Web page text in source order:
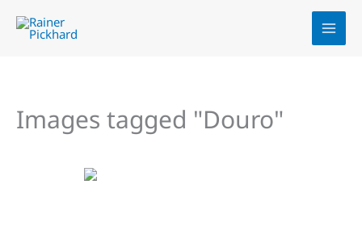
Inhalt
Images tagged "Douro"